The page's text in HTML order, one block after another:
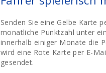
Senden Sie eine Gelbe Karte
monatliche Punktzahl unter
innerhalb einiger Monate die
wird eine Rote Karte per E-
gesendet.